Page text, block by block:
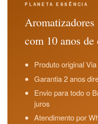
PLANETA ESSÊNCIA
com 10 anos
Produto original
Garantia 2 anos
Envio para todo o
juros
Atendimento por